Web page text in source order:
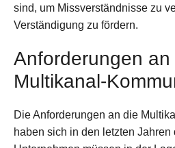
sind, um Missverständnisse zu
Verständigung zu fördern.
Anforderungen an
Multikanal-
Die Anforderungen an die
haben sich in den letzten Jahren